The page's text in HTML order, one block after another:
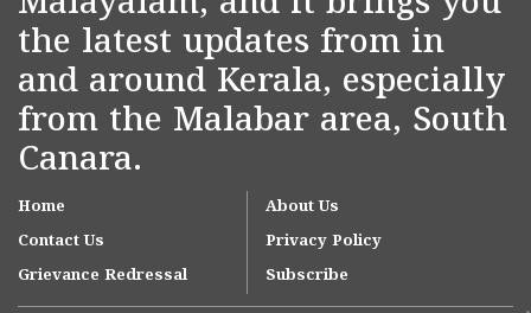
the latest updates from in
and around Kerala, especially
from the Malabar area, South
Canara.
Home
About Us
Contact Us
Privacy Policy
Grievance Redressal
Subscribe